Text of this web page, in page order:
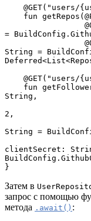
fun
=
String =
String,
2,
String =
clientSecret:
}
Затем в
запрос с помощью
метода .await() :